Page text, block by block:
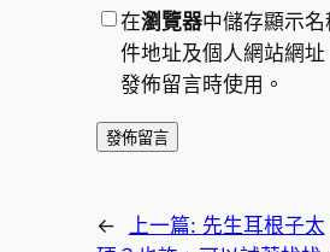
在瀏覽器中儲存顯示
件地址及個人網站網
發佈留言時使用。
← 上一篇: 先生耳根子太